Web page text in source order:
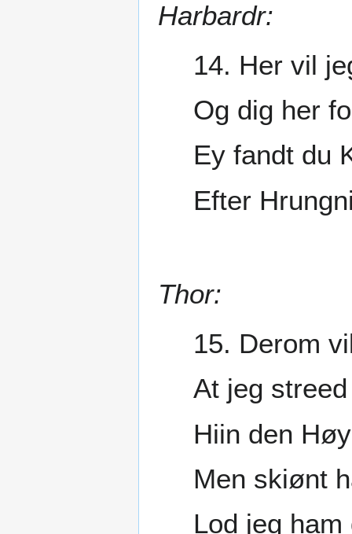
Harbardr:
14. Her vil
Og dig her
Ey fandt du
Efter
Thor:
15. Derom
At jeg
Hiin den
Men skiønt
Lod jeg